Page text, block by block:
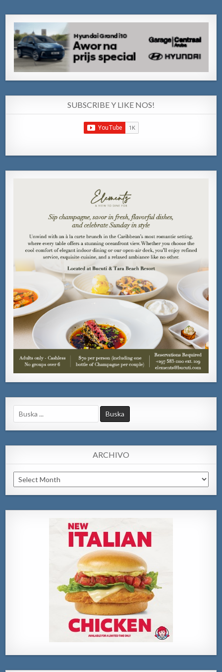
SUBSCRIBE Y LIKE NOS!
Search
for:
ARCHIVO
Archivo